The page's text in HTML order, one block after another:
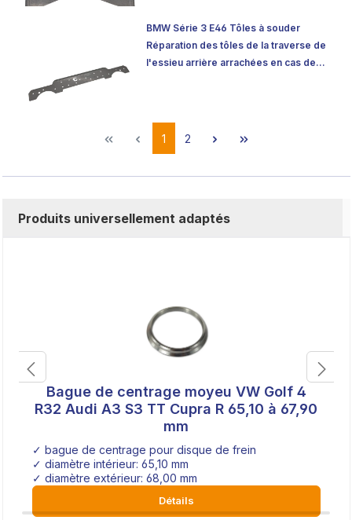
BMW Série 3 E46 Tôles à souder
Réparation des tôles de la traverse de
l'essieu arrière arrachées en cas de
1 2
Produits universellement adaptés
Bague de centrage moyeu VW Golf 4
R32 Audi A3 S3 TT Cupra R 65,10 à 67,90
mm
✓ bague de centrage pour disque de frein
✓ diamètre intérieur: 65,10 mm
✓ diamètre extérieur: 68,00 mm
Détails